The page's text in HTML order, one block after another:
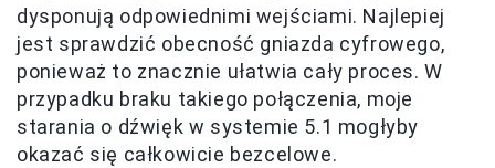
dysponują odpowiednimi wejściami. Najlepiej
jest sprawdzić obecność gniazda cyfrowego,
ponieważ to znacznie ułatwia cały proces. W
przypadku braku takiego połączenia, moje
starania o dźwięk w systemie 5.1 mogłyby
okazać się całkowicie bezcelowe.